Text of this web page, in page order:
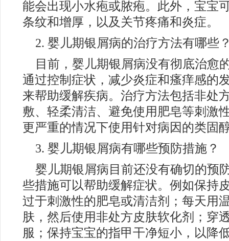
能会出现小水疱或脓疱。此外，宝宝
条纹和增厚，以及关节疼痛和炎症。
2. 婴儿期银屑病的治疗方法有哪些
目前，婴儿期银屑病没有彻底治愈
通过控制症状，减少炎症和瘙痒感的
来帮助缓解疾病。治疗方法包括非处
敷、轻柔清洁、避免使用肥皂等刺激
更严重的情况下使用针对病因的类固
3. 婴儿期银屑病有哪些预防措施？
婴儿期银屑病目前还没有确切的预
些措施可以帮助缓解症状。例如保持
过于刺激性的肥皂或清洁剂；每天用
肤，然后使用非处方皮肤软化剂；穿
服；保持宝宝的指甲干净短小，以降